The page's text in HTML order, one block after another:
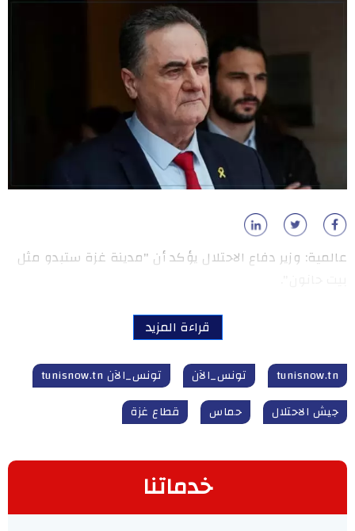
عالمية: وزير دفاع الاحتلال يؤكد أن "مدينة غزة ستبدو مثل
قراءة المزيد
tunisnow.tn تونس_الآن
تونس_الآن tunisnow.tn
جيش الاحتلال
حماس قطاع غزة
خدماتنا